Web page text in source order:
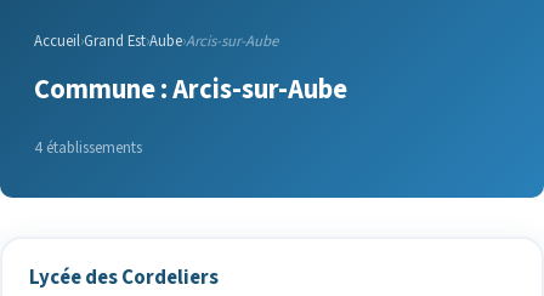
Accueil›Grand Est›Aube›Arcis-sur-Aube
Commune : Arcis-sur-Aube
4 établissements
Lycée des Cordeliers